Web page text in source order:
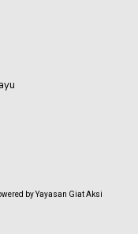
by Yayasan Giat Aksi